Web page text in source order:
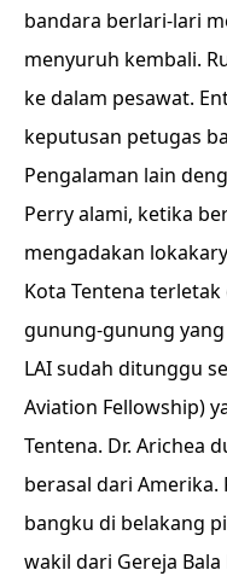
bandara berlari-lari
menyuruh kembali.
ke dalam pesawat.
keputusan petugas
Pengalaman lain
Perry alami, ketika
mengadakan
Kota Tentena
gunung-gunung
LAI sudah ditunggu
Aviation Fellowship)
Tentena. Dr. Arichea
berasal dari Amerika.
bangku di belakang
wakil dari Gereja